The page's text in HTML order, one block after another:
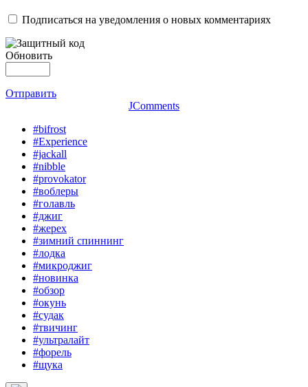
Подписаться на уведомления о новых комментариях
Обновить
Отправить
JComments
#bifrost
#Experience
#jackall
#nibble
#provokator
#воблеры
#голавль
#джиг
#жерех
#зимний спиннинг
#лодка
#микроджиг
#новинка
#обзор
#окунь
#судак
#твичинг
#ультралайт
#форель
#щука